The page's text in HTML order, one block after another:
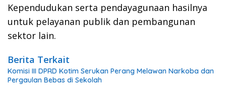
Kependudukan serta pendayagunaan hasilnya
untuk pelayanan publik dan pembangunan
sektor lain.
Berita Terkait
Komisi III DPRD Kotim Serukan Perang Melawan Narkoba dan
Pergaulan Bebas di Sekolah